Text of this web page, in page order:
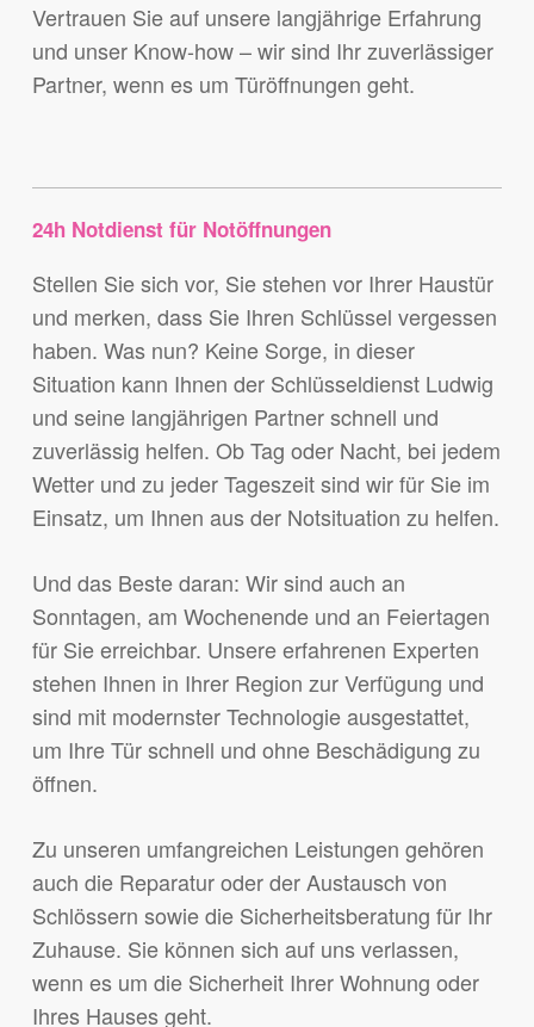
Vertrauen Sie auf unsere langjährige Erfahrung
und unser Know-how – wir sind Ihr zuverlässiger
Partner, wenn es um Türöffnungen geht.
24h Notdienst für Notöffnungen
Stellen Sie sich vor, Sie stehen vor Ihrer Haustür
und merken, dass Sie Ihren Schlüssel vergessen
haben. Was nun? Keine Sorge, in dieser
Situation kann Ihnen der Schlüsseldienst Ludwig
und seine langjährigen Partner schnell und
zuverlässig helfen. Ob Tag oder Nacht, bei jedem
Wetter und zu jeder Tageszeit sind wir für Sie im
Einsatz, um Ihnen aus der Notsituation zu helfen.
Und das Beste daran: Wir sind auch an
Sonntagen, am Wochenende und an Feiertagen
für Sie erreichbar. Unsere erfahrenen Experten
stehen Ihnen in Ihrer Region zur Verfügung und
sind mit modernster Technologie ausgestattet,
um Ihre Tür schnell und ohne Beschädigung zu
öffnen.
Zu unseren umfangreichen Leistungen gehören
auch die Reparatur oder der Austausch von
Schlössern sowie die Sicherheitsberatung für Ihr
Zuhause. Sie können sich auf uns verlassen,
wenn es um die Sicherheit Ihrer Wohnung oder
Ihres Hauses geht.